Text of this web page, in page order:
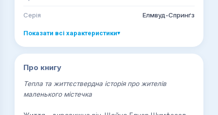
Серія Елмвуд-Спринґз
Показати всі характеристики▾
Про книгу
Тепла та життєствердна історія про жителів
маленького містечка